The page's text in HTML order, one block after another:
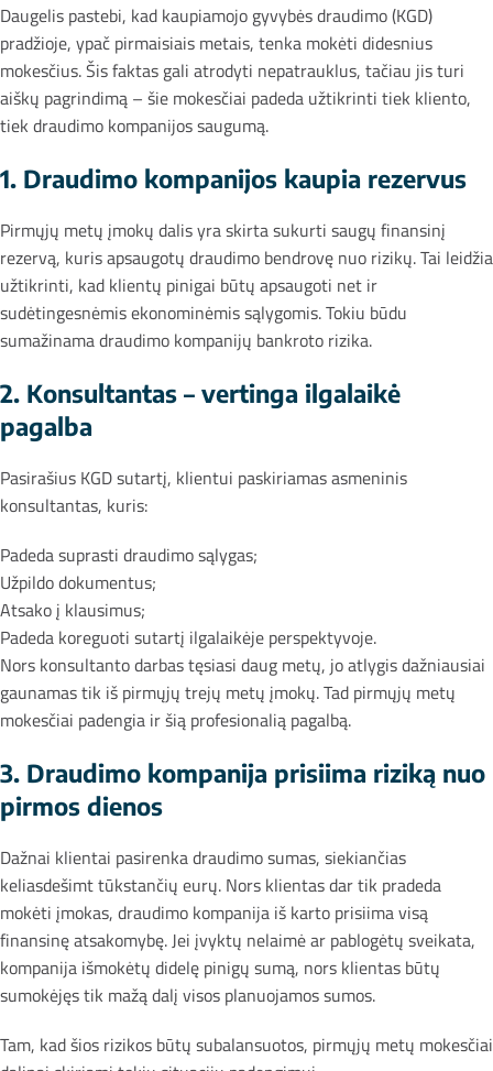
Daugelis pastebi, kad kaupiamojo gyvybės draudimo (KGD)
pradžioje, ypač pirmaisiais metais, tenka mokėti didesnius
mokesčius. Šis faktas gali atrodyti nepatrauklus, tačiau jis turi
aiškų pagrindimą – šie mokesčiai padeda užtikrinti tiek kliento,
tiek draudimo kompanijos saugumą.
1. Draudimo kompanijos kaupia rezervus
Pirmųjų metų įmokų dalis yra skirta sukurti saugų finansinį
rezervą, kuris apsaugotų draudimo bendrovę nuo rizikų. Tai leidžia
užtikrinti, kad klientų pinigai būtų apsaugoti net ir
sudėtingesnėmis ekonominėmis sąlygomis. Tokiu būdu
sumažinama draudimo kompanijų bankroto rizika.
2. Konsultantas – vertinga ilgalaikė
pagalba
Pasirašius KGD sutartį, klientui paskiriamas asmeninis
konsultantas, kuris:
Padeda suprasti draudimo sąlygas;
Užpildo dokumentus;
Atsako į klausimus;
Padeda koreguoti sutartį ilgalaikėje perspektyvoje.
Nors konsultanto darbas tęsiasi daug metų, jo atlygis dažniausiai
gaunamas tik iš pirmųjų trejų metų įmokų. Tad pirmųjų metų
mokesčiai padengia ir šią profesionalią pagalbą.
3. Draudimo kompanija prisiima riziką nuo
pirmos dienos
Dažnai klientai pasirenka draudimo sumas, siekiančias
keliasdešimt tūkstančių eurų. Nors klientas dar tik pradeda
mokėti įmokas, draudimo kompanija iš karto prisiima visą
finansinę atsakomybę. Jei įvyktų nelaimė ar pablogėtų sveikata,
kompanija išmokėtų didelę pinigų sumą, nors klientas būtų
sumokėjęs tik mažą dalį visos planuojamos sumos.
Tam, kad šios rizikos būtų subalansuotos, pirmųjų metų mokesčiai